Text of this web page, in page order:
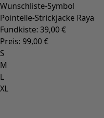
Wunschliste-Symbol
Pointelle-Strickjacke Raya
Fundkiste: 39,00 €
Preis: 99,00 €
S
M
L
XL